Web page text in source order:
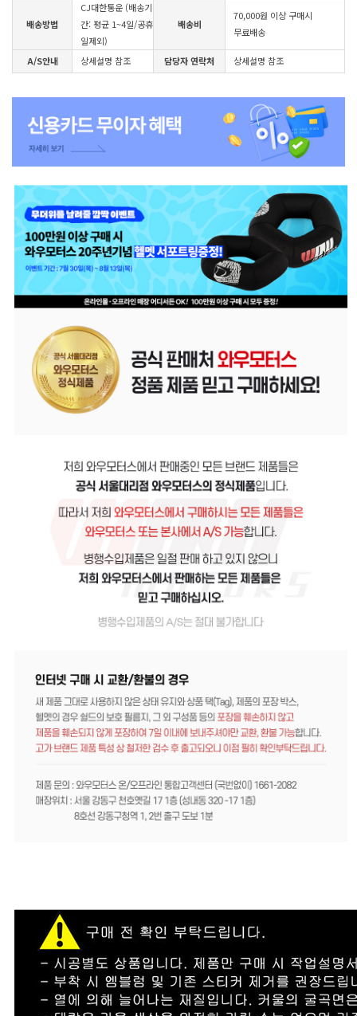
배송방법
CJ대한통운 (배송기
간: 평균 1~4일/공휴
일제외)
배송비
70,000원 이상 구매시
무료배송
A/S안내 상세설명 참조 담당자 연락처 상세설명 참조